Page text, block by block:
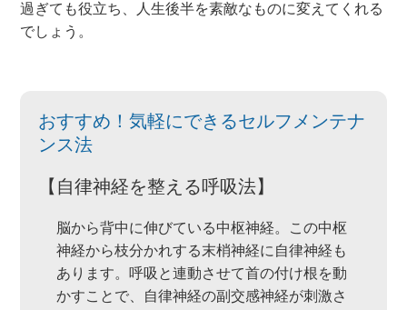
過ぎても役立ち、人生後半を素敵なものに変えてくれる
でしょう。
おすすめ！気軽にできるセルフメンテナ
ンス法
【自律神経を整える呼吸法】
脳から背中に伸びている中枢神経。この中枢
神経から枝分かれする末梢神経に自律神経も
あります。呼吸と連動させて首の付け根を動
かすことで、自律神経の副交感神経が刺激さ